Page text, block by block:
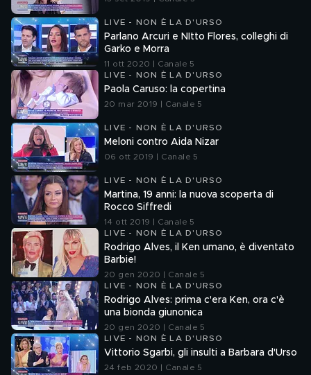
LIVE - NON È LA D'URSO
Parlano Arcuri e NItto Flores, colleghi di
Garko e Morra
11 ott 2020 | Canale 5
LIVE - NON È LA D'URSO
Paola Caruso: la copertina
20 mar 2019 | Canale 5
LIVE - NON È LA D'URSO
Meloni contro Aida Nizar
06 ott 2019 | Canale 5
LIVE - NON È LA D'URSO
Martina, 19 anni: la nuova scoperta di
Rocco Siffredi
14 ott 2019 | Canale 5
LIVE - NON È LA D'URSO
Rodrigo Alves, il Ken umano, è diventato
Barbie!
20 gen 2020 | Canale 5
LIVE - NON È LA D'URSO
Rodrigo Alves: prima c'era Ken, ora c'è
una bionda giunonica
20 gen 2020 | Canale 5
LIVE - NON È LA D'URSO
Vittorio Sgarbi, gli insulti a Barbara d'Urso
24 feb 2020 | Canale 5